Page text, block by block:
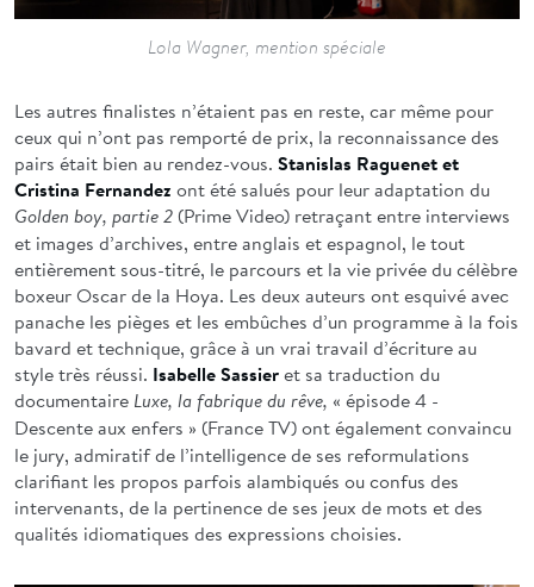
Lola Wagner, mention spéciale
Les autres finalistes n’étaient pas en reste, car même pour
ceux qui n’ont pas remporté de prix, la reconnaissance des
pairs était bien au rendez-vous. Stanislas Raguenet et
Cristina Fernandez ont été salués pour leur adaptation du
Golden boy, partie 2(Prime Video) retraçant entre interviews
et images d’archives, entre anglais et espagnol, le tout
entièrement sous-titré, le parcours et la vie privée du célèbre
boxeur Oscar de la Hoya. Les deux auteurs ont esquivé avec
panache les pièges et les embûches d’un programme à la fois
bavard et technique, grâce à un vrai travail d’écriture au
style très réussi. Isabelle Sassieret sa traduction du
documentaire Luxe, la fabrique du rêve, « épisode 4 -
Descente aux enfers » (France TV) ont également convaincu
le jury, admiratif de l’intelligence de ses reformulations
clarifiant les propos parfois alambiqués ou confus des
intervenants, de la pertinence de ses jeux de mots et des
qualités idiomatiques des expressions choisies.